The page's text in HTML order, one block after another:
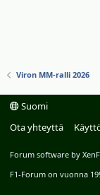
Viron MM-ralli 2026
Suomi
Ota yhteyttä
Forum software by
F1-Forum on vuonna